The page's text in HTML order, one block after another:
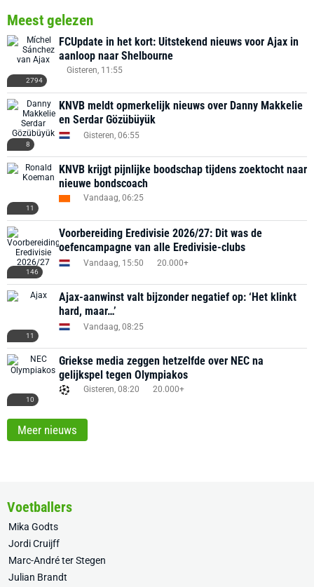
Meest gelezen
2794
FCUpdate in het kort: Uitstekend nieuws voor Ajax in
aanloop naar Shelbourne
Gisteren, 11:55
8
KNVB meldt opmerkelijk nieuws over Danny Makkelie
en Serdar Gözübüyük
Gisteren, 06:55
11
KNVB krijgt pijnlijke boodschap tijdens zoektocht naar
nieuwe bondscoach
Vandaag, 06:25
146
Voorbereiding Eredivisie 2026/27: Dit was de
oefencampagne van alle Eredivisie-clubs
Vandaag, 15:50 20.000+
11
Ajax-aanwinst valt bijzonder negatief op: ‘Het klinkt
hard, maar…’
Vandaag, 08:25
10
Griekse media zeggen hetzelfde over NEC na
gelijkspel tegen Olympiakos
Gisteren, 08:20 20.000+
Meer nieuws
Voetballers
Mika Godts
Jordi Cruijff
Marc-André ter Stegen
Julian Brandt